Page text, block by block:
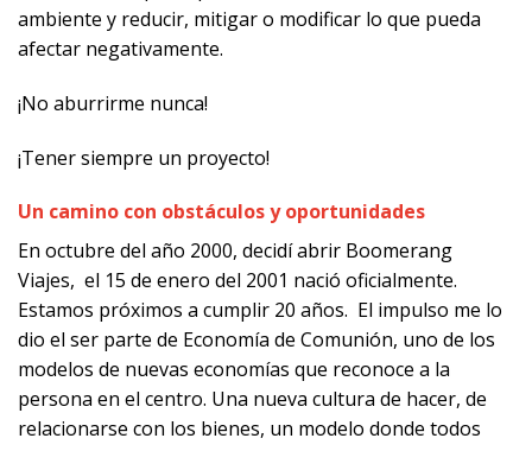
ambiente y reducir, mitigar o modificar lo que pueda
afectar negativamente.
¡No aburrirme nunca!
¡Tener siempre un proyecto!
Un camino con obstáculos y oportunidades
En octubre del año 2000, decidí abrir Boomerang
Viajes, el 15 de enero del 2001 nació oficialmente.
Estamos próximos a cumplir 20 años. El impulso me lo
dio el ser parte de Economía de Comunión, uno de los
modelos de nuevas economías que reconoce a la
persona en el centro. Una nueva cultura de hacer, de
relacionarse con los bienes, un modelo donde todos